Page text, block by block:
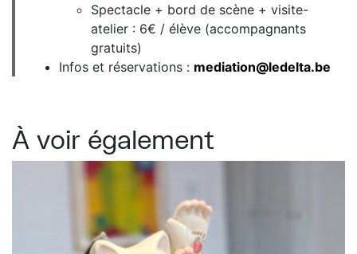
Spectacle + bord de scène + visite-
atelier : 6€ / élève (accompagnants
gratuits)
Infos et réservations : mediation@ledelta.be
À voir également